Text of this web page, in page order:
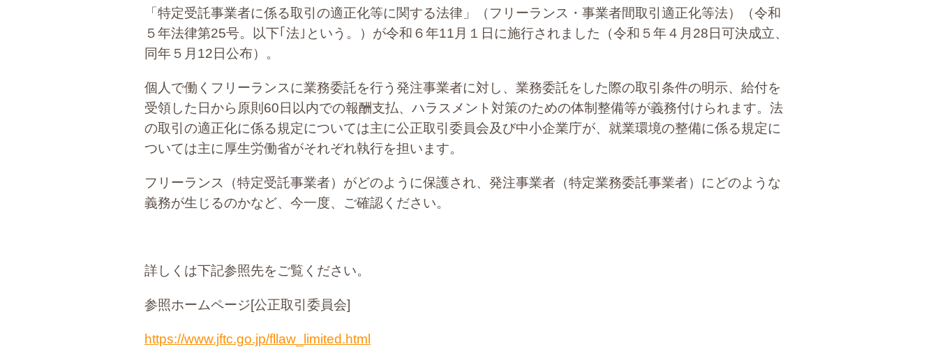
「特定受託事業者に係る取引の適正化等に関する法律」（フリーランス・事業者間取引適正化等法）（令和
５年法律第25号。以下｢法｣という。）が令和６年11月１日に施行されました（令和５年４月28日可決成立、
同年５月12日公布）。
個人で働くフリーランスに業務委託を行う発注事業者に対し、業務委託をした際の取引条件の明示、給付を
受領した日から原則60日以内での報酬支払、ハラスメント対策のための体制整備等が義務付けられます。法
の取引の適正化に係る規定については主に公正取引委員会及び中小企業庁が、就業環境の整備に係る規定に
ついては主に厚生労働省がそれぞれ執行を担います。
フリーランス（特定受託事業者）がどのように保護され、発注事業者（特定業務委託事業者）にどのような
義務が生じるのかなど、今一度、ご確認ください。
詳しくは下記参照先をご覧ください。
参照ホームページ[公正取引委員会]
https://www.jftc.go.jp/fllaw_limited.html